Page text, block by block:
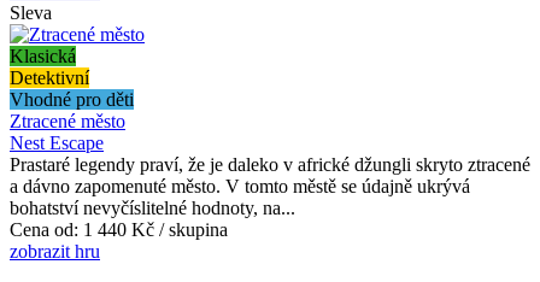
Sleva
Klasická
Detektivní
Vhodné pro děti
Ztracené město
Nest Escape
Prastaré legendy praví, že je daleko v africké džungli skryto ztracené
a dávno zapomenuté město. V tomto městě se údajně ukrývá
bohatství nevyčíslitelné hodnoty, na...
Cena od: 1 440 Kč / skupina
zobrazit hru